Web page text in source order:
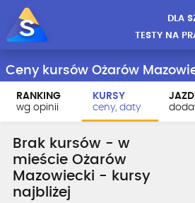
DLA
TESTY NA
Ceny kursów Ożarów
RANKING
wg opinii
KURSY
ceny, daty
Brak kursów - w
mieście Ożarów
Mazowiecki - kursy
najbliżej